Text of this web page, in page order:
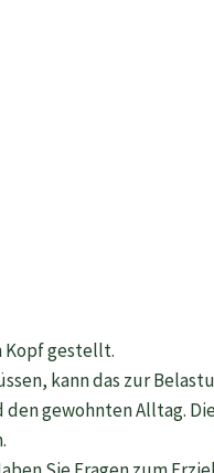
Kopf gestellt.
kann das zur
gewohnten Alltag.